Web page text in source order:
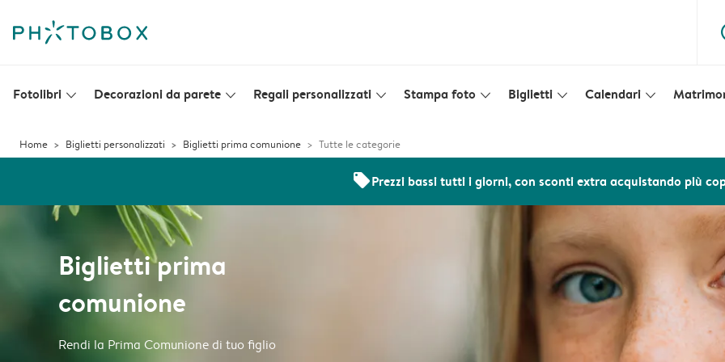
Fotolibri slim_arrow_down Decorazioni da parete slim_arrow_down Regali personalizzati slim_arrow_down Stampa foto slim_arrow_down Biglietti slim_arrow_down Calendari slim_arrow_down
Home Biglietti personalizzati Biglietti prima comunione Tutte le categorie
offersPrezzi bassi tutti i giorni, con sconti extra acquistando più
Biglietti prima
comunione
Rendi la Prima Comunione di tuo figlio